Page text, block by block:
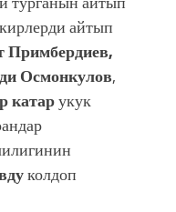
айтып
Примбердиев,
Осмонкулов,
катарукук
колдоп